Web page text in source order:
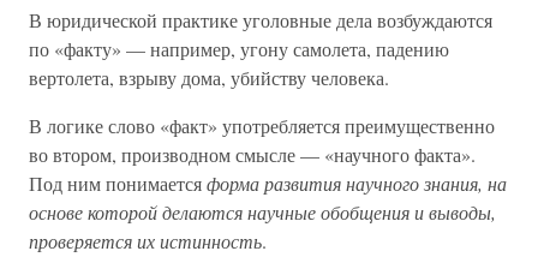
В юридической практике уголовные дела возбуждаются
по «факту» — например, угону самолета, падению
вертолета, взрыву дома, убийству человека.
В логике слово «факт» употребляется преимущественно
во втором, производном смысле — «научного факта».
Под ним понимаетсяформа развития научного знания, на
основе которой делаются научные обобщения и выводы,
проверяется их истинность.